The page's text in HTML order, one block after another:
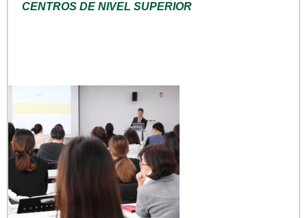
CENTROS DE NIVEL SUPERIOR